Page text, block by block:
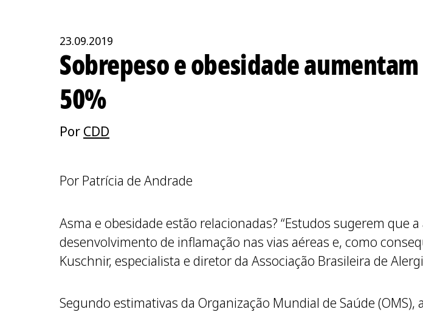
23.09.2019
Sobrepeso e obesidade
50%
Por CDD
Por Patrícia de Andrade
Asma e obesidade estão relacionadas? “Estudos sugerem
desenvolvimento de inflamação nas vias aéreas e, como
Kuschnir, especialista e diretor da Associação Brasileira de
Segundo estimativas da Organização Mundial de Saúde